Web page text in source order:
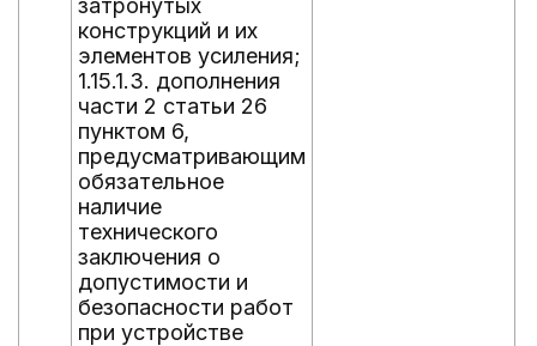
затронутых
конструкций и их
элементов усиления;
1.15.1.3. дополнения
части 2 статьи 26
пунктом 6,
предусматривающим
обязательное
наличие
технического
заключения о
допустимости и
безопасности работ
при устройстве